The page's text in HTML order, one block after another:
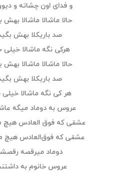
و فدای اون چشاته و
حالا ماشالا ماشالا بهش
صد باریکلا بهش
هرکی نگه ماشالا خیلی
حالا ماشالا ماشالا بهش
صد باریکلا بهش
هر کی نگه ماشالا خیلی
عروس به دوماد میگه
عشقی که فوق العادس هیچ
عشقی که فوق‌العادس هیچ
دوماد میرقصه
عروس خانوم به